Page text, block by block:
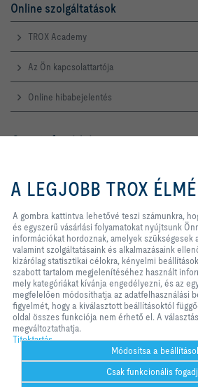
Online szolgáltatások
TROX Academy
Az Ön kapcsolattartója
Online hibabejelentés
Szerviz forródrót
Kereskedelmi Képviselete
Telefon +36 1 212 1211
Kapcsolat
A TROX A KÖZÖSSÉGI MÉDIÁBAN
Kezdőlap Kapcsolat
Titoktartás
Jogi nyilatkozat 2026 © TROX
számunkra, hogy
élményt és egyszerű
Ezek a sütik
hordoznak, amelyek
a webhely
szolgáltatásaink és
ellenőrzéséhez,
statisztikai célokra,
beállításokhoz vagy
szabott tartalom
használt
hogy mely
igényeknek
módosíthatja az
beállításokat.
hogy a kiválasztott
függően
A LEGJOBB TROX
A gombra kattintva lehetővé teszi számunkra,
és egyszerű vásárlási folyamatokat nyújtsunk
információkat hordoznak, amelyek szükségesek
valamint szolgáltatásaink és alkalmazásaink
kizárólag statisztikai célokra, kényelmi
szabott tartalom megjelenítéséhez használt
mely kategóriákat kívánja engedélyezni, és az
megfelelően módosíthatja az adatfelhasználási
figyelmét, hogy a kiválasztott beállításoktól
oldal összes funkciója nem érhető el. A
megváltoztathatja.
Titoktartás
Módosítsa a
Csak funkcionális